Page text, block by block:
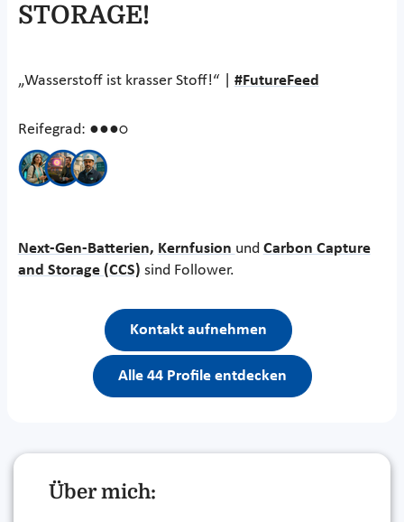
STORAGE!
„Wasserstoff ist krasser Stoff!“ | #FutureFeed
Reifegrad: ●●●○
Next-Gen-Batterien, Kernfusion und Carbon Capture
and Storage (CCS) sind Follower.
Kontakt aufnehmen
Alle 44 Profile entdecken
Über mich: